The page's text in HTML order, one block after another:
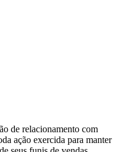
de relacionamento com
ação exercida para manter